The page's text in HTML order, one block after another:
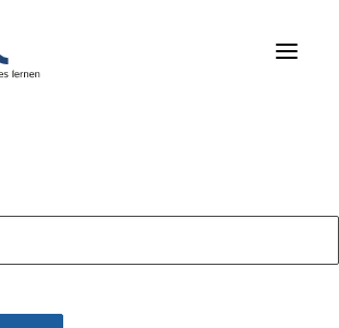
DATE
30. März bis 2. April in Wien